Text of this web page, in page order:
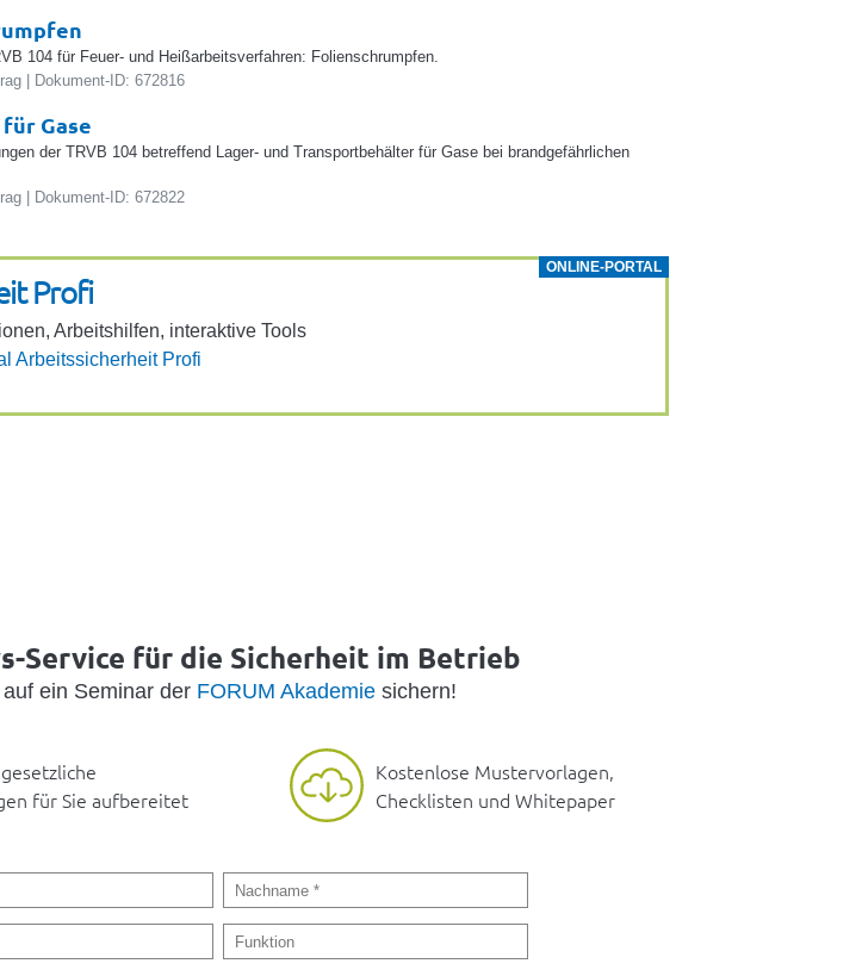
104 für Feuer- und Heißarbeitsverfahren: Folienschrumpfen.
| Dokument-ID: 672816
Gase
der TRVB 104 betreffend Lager- und Transportbehälter für Gase bei brandgefährlichen
| Dokument-ID: 672822
ONLINE-PORTAL
Profi
Arbeits­hilfen, inter­ak­tive Tools
Arbeits­si­cher­heit Profi
Service für die Sicherheit im Betrieb
ein Seminar der FORUM Akademiesichern!
für Sie aufbereitet
Kostenlose Mustervorlagen,
Checklisten und Whitepaper